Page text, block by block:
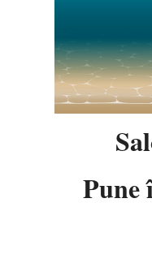
Pune